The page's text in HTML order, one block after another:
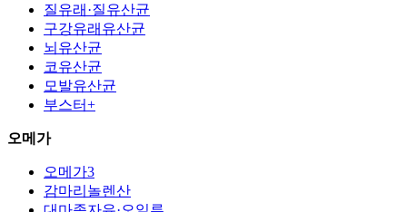
질유래·질유산균
구강유래유산균
뇌유산균
코유산균
모발유산균
부스터+
오메가
오메가3
감마리놀렌산